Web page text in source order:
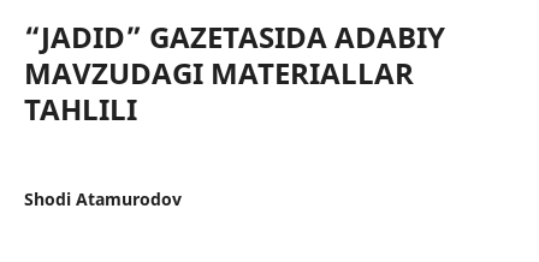
“JADID” GAZETASIDA ADABIY
MAVZUDAGI MATERIALLAR
TAHLILI
Shodi Atamurodov